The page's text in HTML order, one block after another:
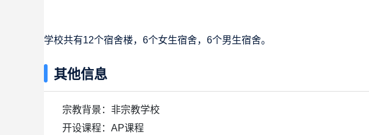
学校共有12个宿舍楼，6个女生宿舍，6个男生宿舍。
其他信息
宗教背景：非宗教学校
开设课程：AP课程